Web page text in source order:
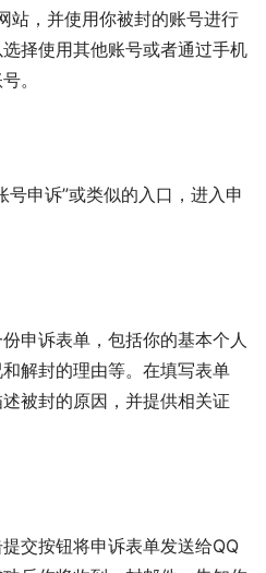
站，并使用你被封的账号进行
择使用其他账号或者通过手机
。
号申诉”或类似的入口，进入申
申诉表单，包括你的基本个人
解封的理由等。在填写表单
被封的原因，并提供相关证
交按钮将申诉表单发送给QQ